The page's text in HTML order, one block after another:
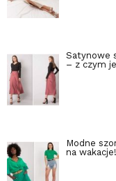
Satynowe
– z czym
Modne
na wakacje!